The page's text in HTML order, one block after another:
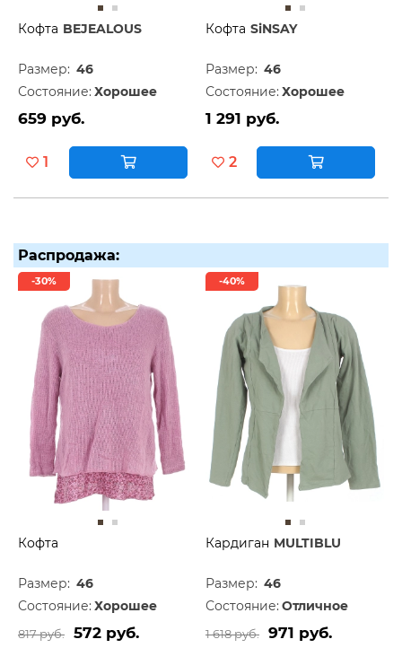
Кофта BEJEALOUS
Размер: 46
Состояние: Хорошее
659 руб.
1
Кофта SiNSAY
Размер: 46
Состояние: Хорошее
1 291 руб.
2
Распродажа:
-30%
Кофта
Размер: 46
Состояние: Хорошее
817 руб. 572 руб.
-40%
Кардиган MULTIBLU
Размер: 46
Состояние: Отличное
1 618 руб. 971 руб.